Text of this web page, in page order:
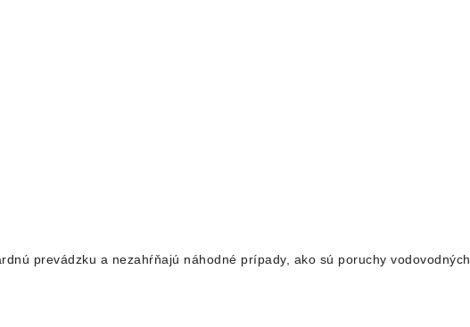
prevádzku a nezahŕňajú náhodné prípady, ako sú poruchy vodovodných